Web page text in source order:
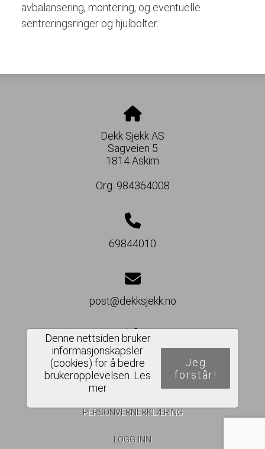
avbalansering, montering, og eventuelle
sentreringsringer og hjulbolter.
Dekk Sjekk AS
Sagveien 5
1814 Askim
Org. 984364008
69844010
post@dekksjekk.no
Del nettside
Denne nettsiden bruker
informasjonskapsler
(cookies) for å bedre
brukeropplevelsen. Les
mer
Jeg
forstår!
PERSONVERNERKLÆRING
LOGG INN